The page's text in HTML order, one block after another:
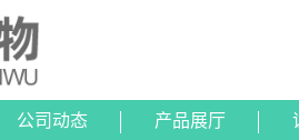
公司动态 产品展厅